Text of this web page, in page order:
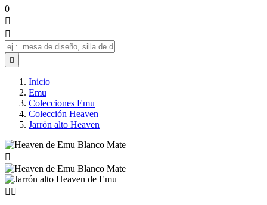
0



Inicio
Emu
Colecciones Emu
Colección Heaven
Jarrón alto Heaven

 